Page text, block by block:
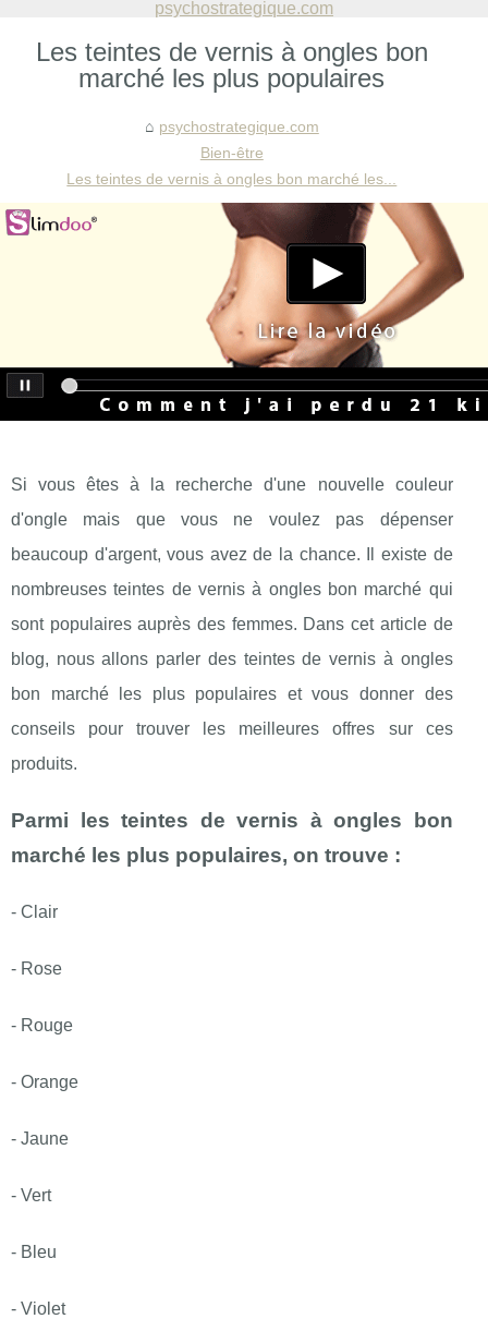
Les teintes de vernis à ongles bon
marché les plus populaires
psychostrategique.com
Bien-être
Les teintes de vernis à ongles bon marché les...
Si vous êtes à la recherche d'une nouvelle couleur
d'ongle mais que vous ne voulez pas dépenser
beaucoup d'argent, vous avez de la chance. Il existe de
nombreuses teintes de vernis à ongles bon marché qui
sont populaires auprès des femmes. Dans cet article de
blog, nous allons parler des teintes de vernis à ongles
bon marché les plus populaires et vous donner des
conseils pour trouver les meilleures offres sur ces
produits.
Parmi les teintes de vernis à ongles bon
marché les plus populaires, on trouve :
- Clair
- Rose
- Rouge
- Orange
- Jaune
- Vert
- Bleu
- Violet
psychostrategique.com